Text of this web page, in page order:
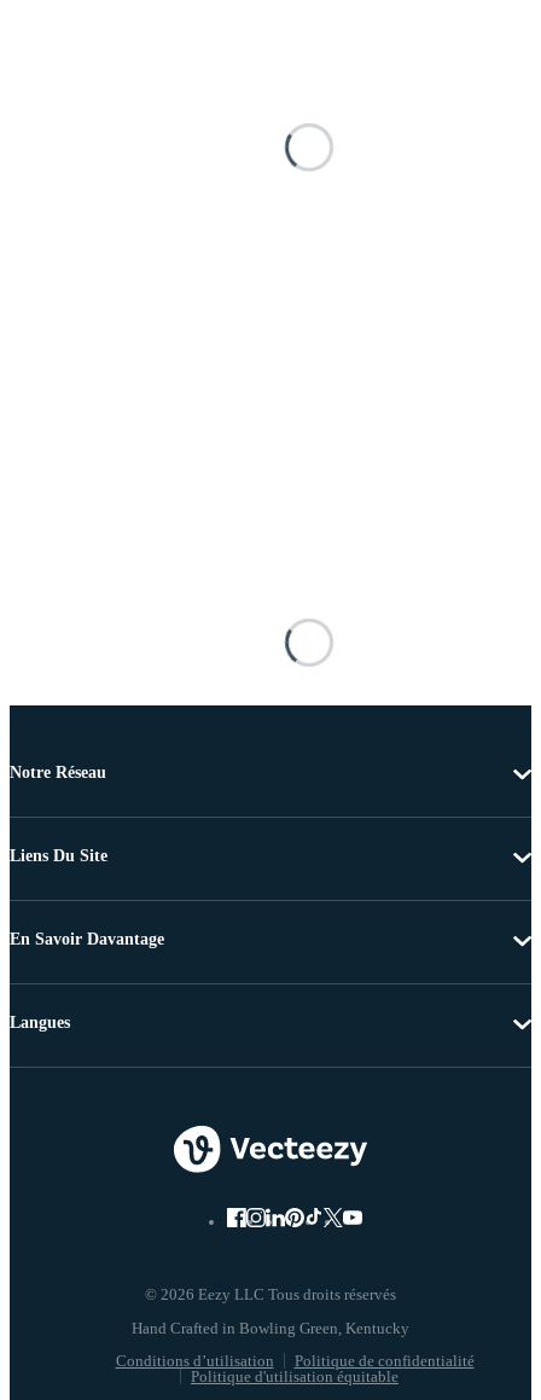
Notre Réseau
Liens Du Site
En Savoir Davantage
© 2026 Eezy LLC Tous droits réservés
Conditions d’utilisation
Politique de confidentialité
Politique d'utilisation équitable
Langues